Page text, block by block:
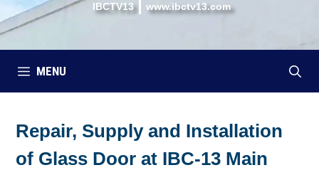
IBCTV13 www.ibctv13.com
MENU
Repair, Supply and Installation
of Glass Door at IBC-13 Main